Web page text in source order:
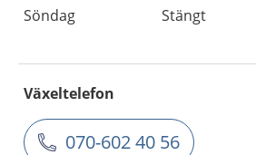
Söndag
Stängt
Växeltelefon
070-602 40 56